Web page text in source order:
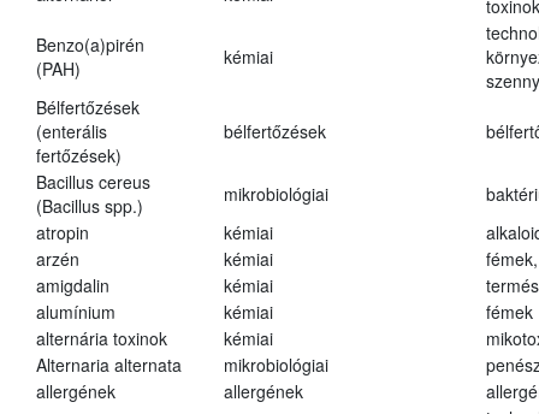
toxinok
Benzo(a)pirén
(PAH)
kémiai
Bélfertőzések
(enterális
fertőzések)
bélfertőzések
Bacillus cereus
(Bacillus spp.)
mikrobiológiai
atropin
kémiai
arzén
kémiai
amigdalin
kémiai
alumínium
kémiai
fémek
alternária toxinok
kémiai
Alternaria alternata
mikrobiológiai
allergének
allergének